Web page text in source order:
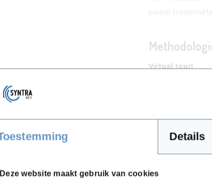
Details
Deze website maakt gebruik van cookies
juweel in
Virtual tour!